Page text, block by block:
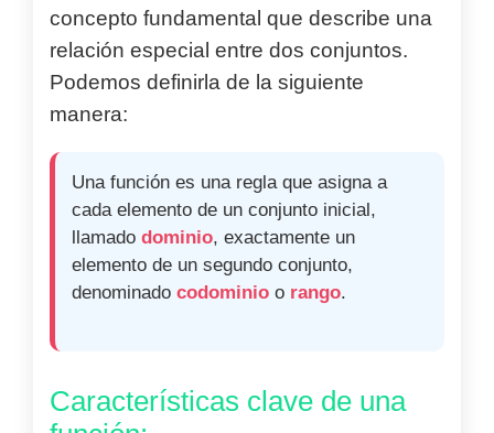
concepto fundamental que describe una
relación especial entre dos conjuntos.
Podemos definirla de la siguiente
manera:
Una función es una regla que asigna a
cada elemento de un conjunto inicial,
llamado dominio, exactamente un
elemento de un segundo conjunto,
denominado codominio o rango.
Características clave de una